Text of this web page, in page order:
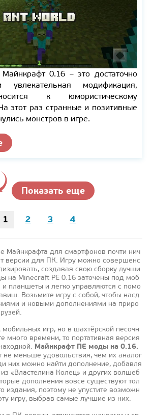
0.16 – это достаточно
увлекательная модификация,
к юмористическому
этот раз странные и позитивные
монстров в игре.
Показать еще
1 2 3 4
Майнкрафта для смартфонов почти нич
версии для ПК. Игру можно совершенс
создавая свою сборку лучши
на Minecraft PE 0.16 заточены под моб
и планшеты и легко управляются с помо
Возьмите игру с собой, чтобы насл
и новыми дополнениями на приро
игр, но в шахтёрской песочн
много времени, то портативная версия
Майнкрафт ПЕ моды на 0.16.
не меньше удовольствия, чем их аналог
них можно найти дополнение, добавля
«Властелина Колец» и других волшеб
дополнения вовсе существуют тол
издания, поэтому не упустите возможн
игру, выбрав самые лучшие из них.